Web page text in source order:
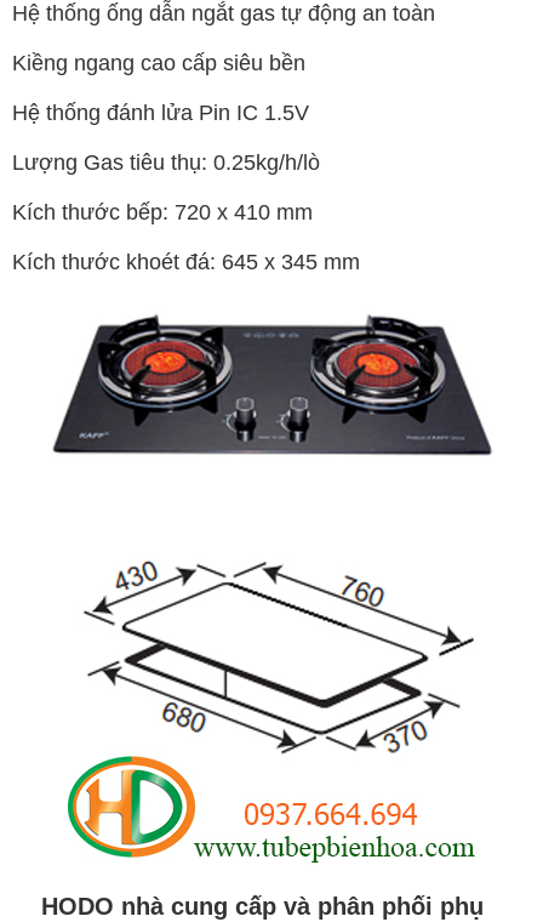
Hệ thống ống dẫn ngắt gas tự động an toàn
Kiềng ngang cao cấp siêu bền
Hệ thống đánh lửa Pin IC 1.5V
Lượng Gas tiêu thụ: 0.25kg/h/lò
Kích thước bếp: 720 x 410 mm
Kích thước khoét đá: 645 x 345 mm
HODO nhà cung cấp và phân phối phụ